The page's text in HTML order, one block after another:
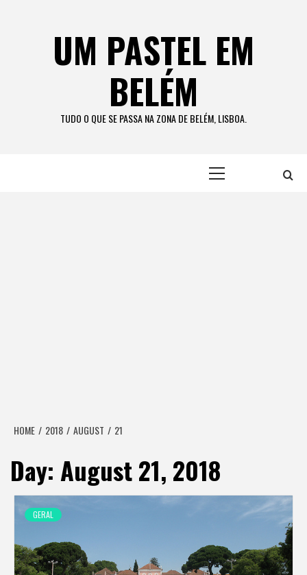
UM PASTEL EM
BELÉM
TUDO O QUE SE PASSA NA ZONA DE BELÉM, LISBOA.
HOME 2018 AUGUST 21
Day: August 21, 2018
GERAL